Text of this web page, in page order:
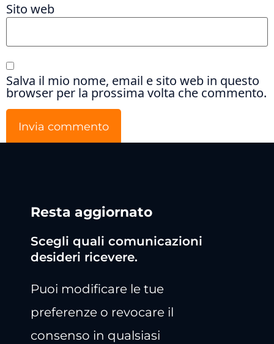
Sito web
Salva il mio nome, email e sito web in questo
browser per la prossima volta che commento.
Resta aggiornato
Scegli quali comunicazioni
desideri ricevere.
Puoi modificare le tue
preferenze o revocare il
consenso in qualsiasi